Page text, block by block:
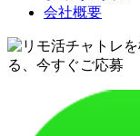
会社概要